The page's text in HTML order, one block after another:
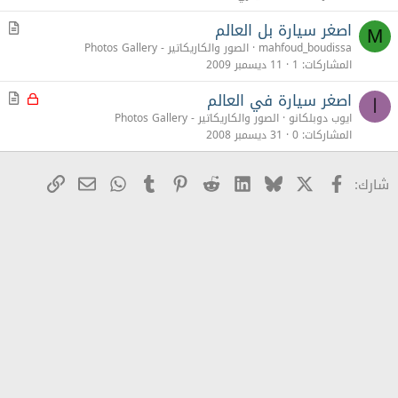
ل
M
ل
اصغر سيارة بل العالم
mahfoud_boudissa الصور والكاريكاتير - Photos Gallery
المشاركات 1 11 ديسمبر 2009
ا م
ق ل
اصغر سيارة في العالم
ايوب دوبلكانو الصور والكاريكاتير - Photos Gallery
المشاركات 0 31 ديسمبر 2008
شارك: Facebook
X
Bluesky
LinkedIn
Reddit
Pinterest
Tumblr
WhatsApp
البريدرابط